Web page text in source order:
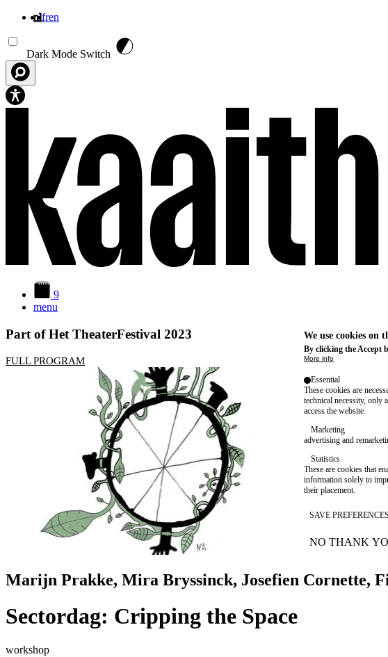
nlfren
Dark Mode Switch
9
menu
Part of Het TheaterFestival 2023
FULL PROGRAM
Marijn Prakke, Mira Bryssinck, Josefien Cornette,
Sectordag: Cripping the Space
workshop
We use cookies on
By clicking the Accept
More info
Essential
These cookies are
technical necessity, only
access the website.
Marketing
advertising and
Statistics
These are cookies that
information solely to
their placement.
SAVE PREFERENCES
NO THANK
WITHDRAW